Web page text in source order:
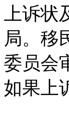
上诉状
局。移
委员会
如果上